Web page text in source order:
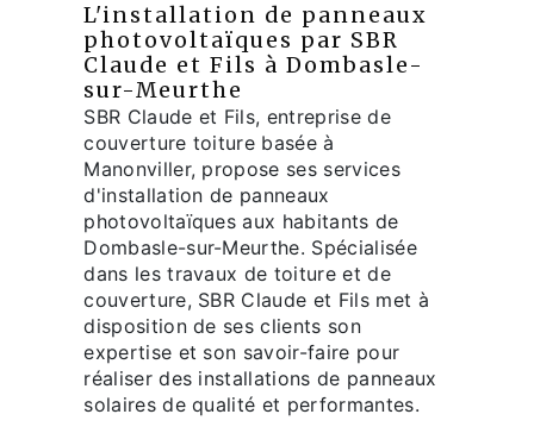
L'installation de panneaux
photovoltaïques par SBR
Claude et Fils à Dombasle-
sur-Meurthe
SBR Claude et Fils, entreprise de
couverture toiture basée à
Manonviller, propose ses services
d'installation de panneaux
photovoltaïques aux habitants de
Dombasle-sur-Meurthe. Spécialisée
dans les travaux de toiture et de
couverture, SBR Claude et Fils met à
disposition de ses clients son
expertise et son savoir-faire pour
réaliser des installations de panneaux
solaires de qualité et performantes.